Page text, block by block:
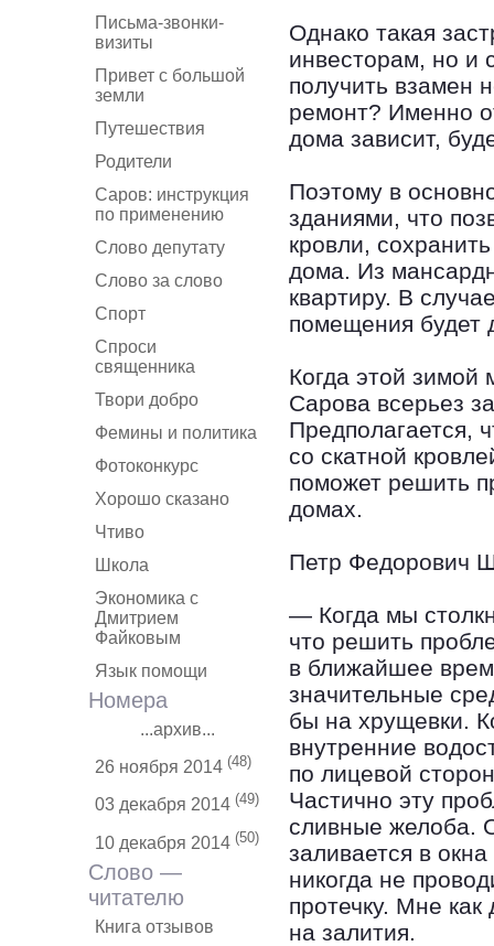
Письма-звонки-
визиты
Привет с большой
земли
Путешествия
Родители
Саров: инструкция
по применению
Слово депутату
Слово за слово
Спорт
Спроси
священника
Твори добро
Фемины и политика
Фотоконкурс
Хорошо сказано
Чтиво
Школа
Экономика с
Дмитрием
Файковым
Язык помощи
Номера
...архив...
26 ноября 2014 (48)
03 декабря 2014 (49)
10 декабря 2014 (50)
Слово —
читателю
Книга отзывов
Однако такая
инвесторам, но и
получить взамен
ремонт? Именно
дома зависит,
Поэтому в
зданиями, что
кровли,
дома. Из
квартиру. В
помещения будет
Когда этой зимой
Сарова всерьез
Предполагается,
со скатной
поможет решить
домах.
Петр Федорович
— Когда мы
что решить
в ближайшее
значительные
бы на хрущевки.
внутренние
по лицевой
Частично эту
сливные желоба.
заливается в
никогда не
протечку. Мне
на залития.